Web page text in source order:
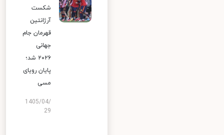
شکست
آرژانتین
قهرمان جام
جهانی
۲۰۲۶ شد؛
پایان رویای
مسی
1405/04/
29